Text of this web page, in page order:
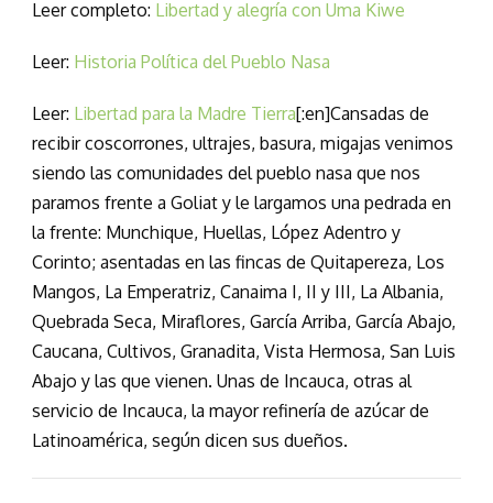
Leer completo: Libertad y alegría con Uma Kiwe
Leer: Historia Política del Pueblo Nasa
Leer: Libertad para la Madre Tierra[:en]Cansadas de
recibir coscorrones, ultrajes, basura, migajas venimos
siendo las comunidades del pueblo nasa que nos
paramos frente a Goliat y le largamos una pedrada en
la frente: Munchique, Huellas, López Adentro y
Corinto; asentadas en las fincas de Quitapereza, Los
Mangos, La Emperatriz, Canaima I, II y III, La Albania,
Quebrada Seca, Miraflores, García Arriba, García Abajo,
Caucana, Cultivos, Granadita, Vista Hermosa, San Luis
Abajo y las que vienen. Unas de Incauca, otras al
servicio de Incauca, la mayor refinería de azúcar de
Latinoamérica, según dicen sus dueños.